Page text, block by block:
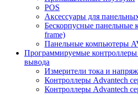
POS
Аксессуары для
Бескорпусные панельные
frame)
Панельные компьютеры
Программируемые
вывода
Измерители тока и
Контроллеры Advantech
Контроллеры Advantech